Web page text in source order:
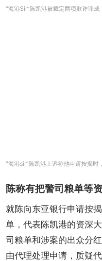
“海港Sir”陈凯港被裁定两项欺诈罪
“海港sir”陈凯港上诉称他申请按揭时
陈称有把警司粮单等
就陈向东亚银行申请按
单，代表陈凯港的资深
司粮单和涉案的出众分
由代理处理申请，质疑